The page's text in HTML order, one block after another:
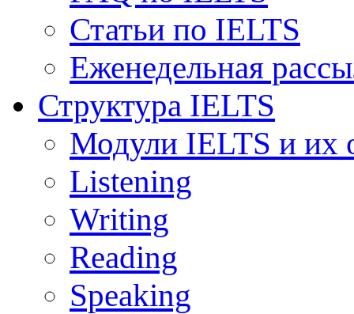
Статьи по IELTS
Еженедельная
Структура IELTS
Модули IELTS и их
Listening
Writing
Reading
Speaking